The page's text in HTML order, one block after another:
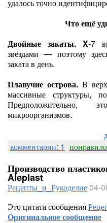
удалось точно
Что ещё
Двойные закаты. X‑7
звёздами — поэтому
заката в день.
Плавучие острова. В
массивные структуры,
Предположительно,
микроорганизмов.
комментарии: 1
Производство
Aleplast
Рецепты_и_Рукоделие04-
Это цитата сообщения
Оригинальное сообщение